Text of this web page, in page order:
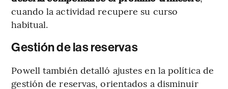
cuando la actividad recupere su curso
habitual.
Gestión de las reservas
Powell también detalló ajustes en la política de
gestión de reservas, orientados a disminuir